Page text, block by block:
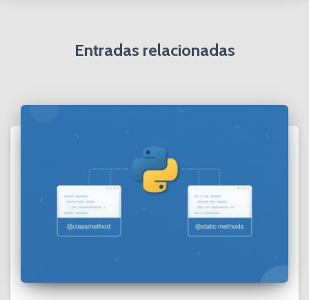
Entradas relacionadas